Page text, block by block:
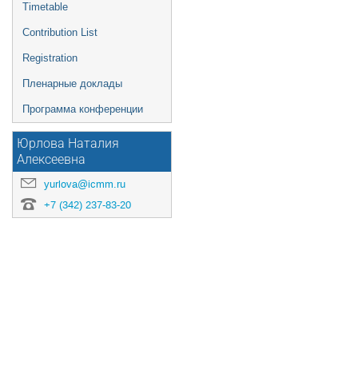
Timetable
Contribution List
Registration
Пленарные доклады
Программа конференции
Юрлова Наталия
Алексеевна
yurlova@icmm.ru
+7 (342) 237-83-20